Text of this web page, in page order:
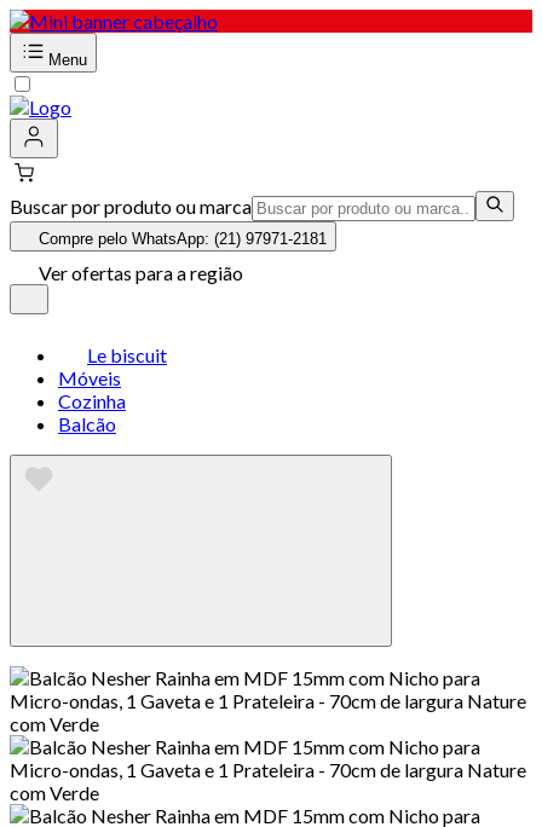
Menu
Buscar por produto ou marca
Compre pelo WhatsApp: (21) 97971-2181
Ver ofertas para a região
Le biscuit
Móveis
Cozinha
Balcão